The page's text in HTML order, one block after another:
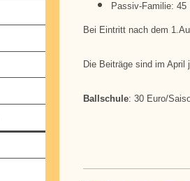
Passiv-Familie: 45
Bei Eintritt nach dem
Die Beiträge sind im
Ballschule: 30 Euro/